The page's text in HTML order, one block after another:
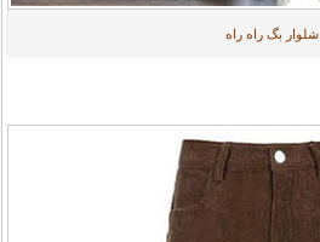
شلوار بگ راه راه